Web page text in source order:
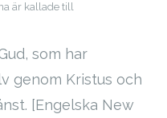
är kallade till
som har
genom Kristus och
[Engelska New